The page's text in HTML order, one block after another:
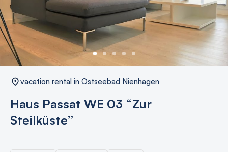
vacation rental in Ostseebad Nienhagen
Haus Passat WE 03 “Zur
Steilküste”